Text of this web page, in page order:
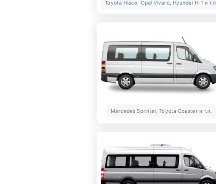
Toyota Hiace, Opel Vivaro, Hyundai H-1 и т.п.
Mercedes Sprinter, Toyota Coaster и т.п.